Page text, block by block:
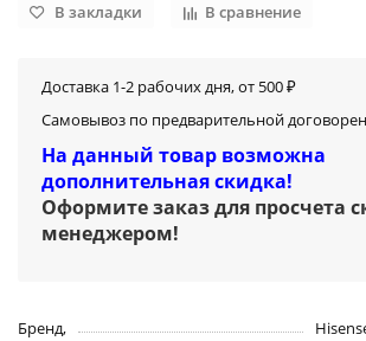
В закладки В сравнение
Доставка 1-2 рабочих дня, от 500 ₽
Самовывоз по предварительной
На данный товар возможна
дополнительная скидка!
Оформите заказ для просчета
менеджером!
Бренд,